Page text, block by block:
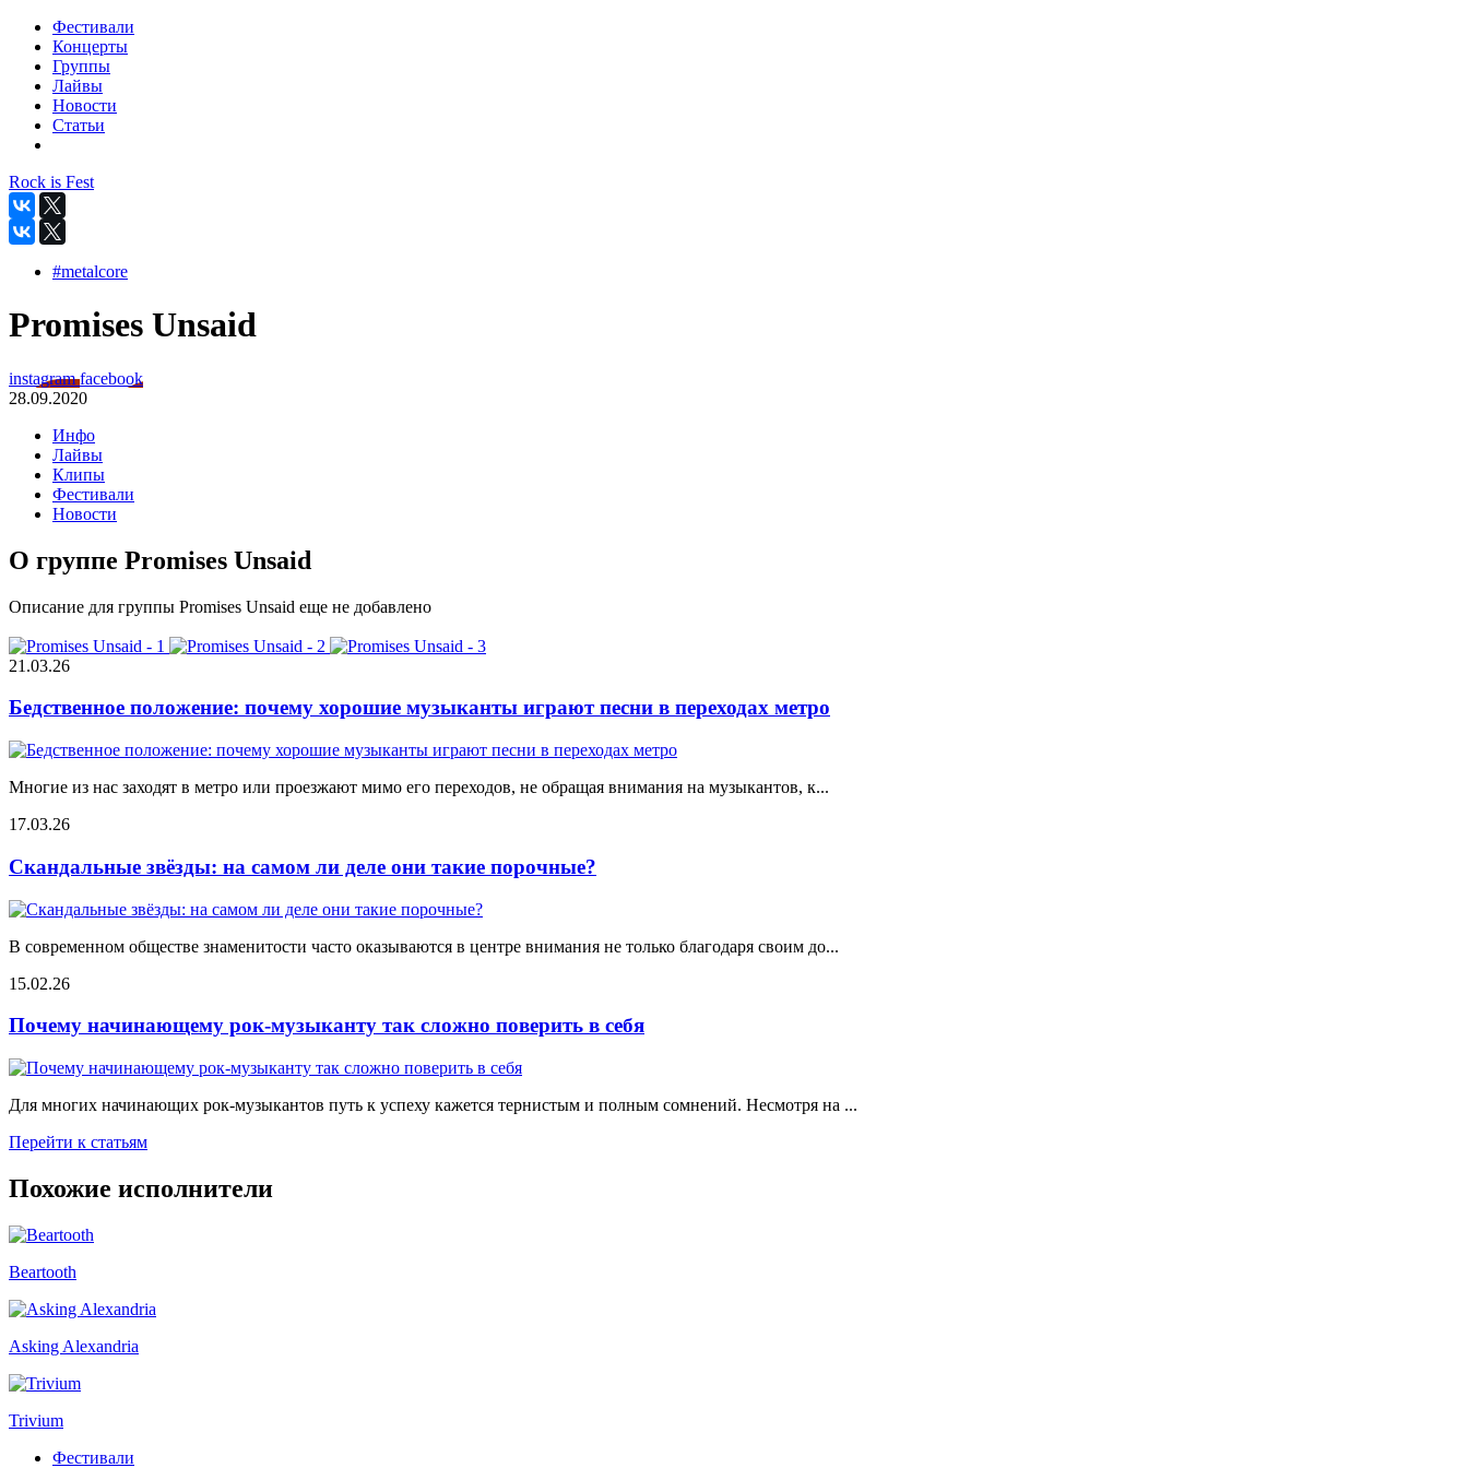
Фестивали
Концерты
Группы
Лайвы
Новости
Статьи
Rock is Fest
#metalcore
Promises Unsaid
instagramfacebook
28.09.2020
Инфо
Лайвы
Клипы
Фестивали
Новости
О группе Promises Unsaid
Описание для группы Promises Unsaid еще не добавлено
21.03.26
Бедственное положение: почему хорошие музыканты играют песни в переходах метро
Многие из нас заходят в метро или проезжают мимо его переходов, не обращая внимания на музыкантов, к...
17.03.26
Скандальные звёзды: на самом ли деле они такие порочные?
В современном обществе знаменитости часто оказываются в центре внимания не только благодаря своим до...
15.02.26
Почему начинающему рок-музыканту так сложно поверить в себя
Для многих начинающих рок-музыкантов путь к успеху кажется тернистым и полным сомнений. Несмотря на ...
Перейти к статьям
Похожие исполнители
Beartooth
Asking Alexandria
Trivium
Фестивали